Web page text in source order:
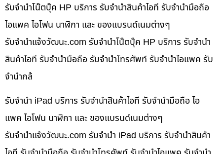
รับจำนำโน๊ตบุ๊ค HP บริการ รับจำนำสินค้าไอที รับจำนำมือถือ
ไอแพค ไอโฟน นาฬิกา และ ของแบรนด์เนมต่างๆ
รับจํานําแจ้งวัฒนะ.com รับจำนำโน๊ตบุ๊ค HP บริการ รับจำนำ
สินค้าไอที รับจำนำมือถือ รับจำนำโทรศัพท์ รับจำนำไอแพค รับ
จำนำกล้
รับจำนำ iPad บริการ รับจำนำสินค้าไอที รับจำนำมือถือ ไอ
แพค ไอโฟน นาฬิกา และ ของแบรนด์เนมต่างๆ
รับจํานําแจ้งวัฒนะ.com รับจำนำ iPad บริการ รับจำนำสินค้า